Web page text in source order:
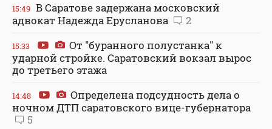
15:49 В Саратове задержана московский
адвокат Надежда Ерусланова
2
15:33
От "буранного полустанка" к
ударной стройке. Саратовский вокзал вырос
до третьего этажа
14:48
Определена подсудность дела о
ночном ДТП саратовского вице-губернатора
5